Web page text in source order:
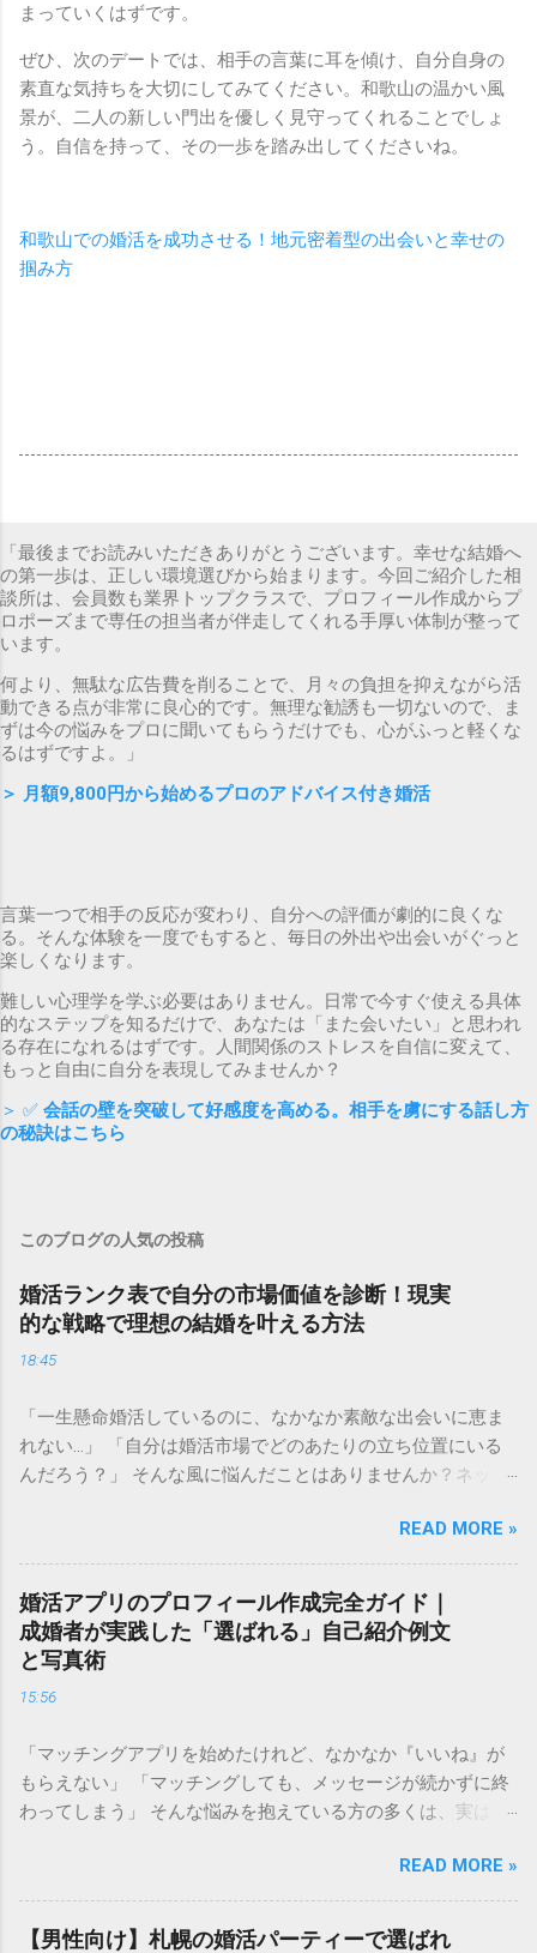
まっていくはずです。
ぜひ、次のデートでは、相手の言葉に耳を傾け、自分自身の
素直な気持ちを大切にしてみてください。和歌山の温かい風
景が、二人の新しい門出を優しく見守ってくれることでしょ
う。自信を持って、その一歩を踏み出してくださいね。
和歌山での婚活を成功させる！地元密着型の出会いと幸せの
掴み方
「最後までお読みいただきありがとうございます。幸せな結婚へ
の第一歩は、正しい環境選びから始まります。今回ご紹介した相
談所は、会員数も業界トップクラスで、プロフィール作成からプ
ロポーズまで専任の担当者が伴走してくれる手厚い体制が整って
います。
何より、無駄な広告費を削ることで、月々の負担を抑えながら活
動できる点が非常に良心的です。無理な勧誘も一切ないので、ま
ずは今の悩みをプロに聞いてもらうだけでも、心がふっと軽くな
るはずですよ。」
＞ 月額9,800円から始めるプロのアドバイス付き婚活
言葉一つで相手の反応が変わり、自分への評価が劇的に良くな
る。そんな体験を一度でもすると、毎日の外出や出会いがぐっと
楽しくなります。
難しい心理学を学ぶ必要はありません。日常で今すぐ使える具体
的なステップを知るだけで、あなたは「また会いたい」と思われ
る存在になれるはずです。人間関係のストレスを自信に変えて、
もっと自由に自分を表現してみませんか？
＞ ✅ 会話の壁を突破して好感度を高める。相手を虜にする話し方
の秘訣はこちら
このブログの人気の投稿
婚活ランク表で自分の市場価値を診断！現実
的な戦略で理想の結婚を叶える方法
18:45
「一生懸命婚活しているのに、なかなか素敵な出会いに恵ま
れない…」 「自分は婚活市場でどのあたりの立ち位置にいる
んだろう？」 そんな風に悩んだことはありませんか？ネット
くるようで怖いと感じる方も多いかもしれません。しかし、
自分の現在の立ち位置を客観的に把握することは、決して自
分を否定することではありません。 むしろ、今の自分の「市
場価値」を正しく理解することは、最短ルートで幸せな結婚
を掴み取るための 強力な武器 になります。 この記事では、
婚活ランク表の仕組みや評価基準を詳しく解説し、自分のラ
ンクを知った上でどのように戦略を立てれば良いのか、具体
が決まる仕組み 婚活ランク表とは、年齢、年収、学歴、外
見、職業などのスペックを数値化し、婚活市場における「需
要」を可視化したものです。多くの結婚相談所やマッチング
るポイントが大きく異なるのが特徴です。 男性の評価ポイン
ト：経済力と安定感 男性の場合、最も重視されるのは**「年
収」と「職業」**です。 Sランク： 年収1000万円以上、医
READ MORE »
婚活アプリのプロフィール作成完全ガイド｜
成婚者が実践した「選ばれる」自己紹介例文
と写真術
15:56
「マッチングアプリを始めたけれど、なかなか『いいね』が
もらえない」 「マッチングしても、メッセージが続かずに終
わってしまう」 そんな悩みを抱えている方の多くは、実は プ
て、プロフィールはあなたの「第一印象」そのもの。どれだ
け素敵な内面を持っていても、入り口であるプロフィールで
魅力を伝えられなければ、出会いの土俵に上がることすらで
READ MORE »
【男性向け】札幌の婚活パーティーで選ばれ